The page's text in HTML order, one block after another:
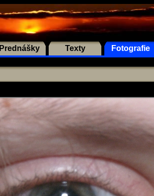
Prednášky Texty Fotografie